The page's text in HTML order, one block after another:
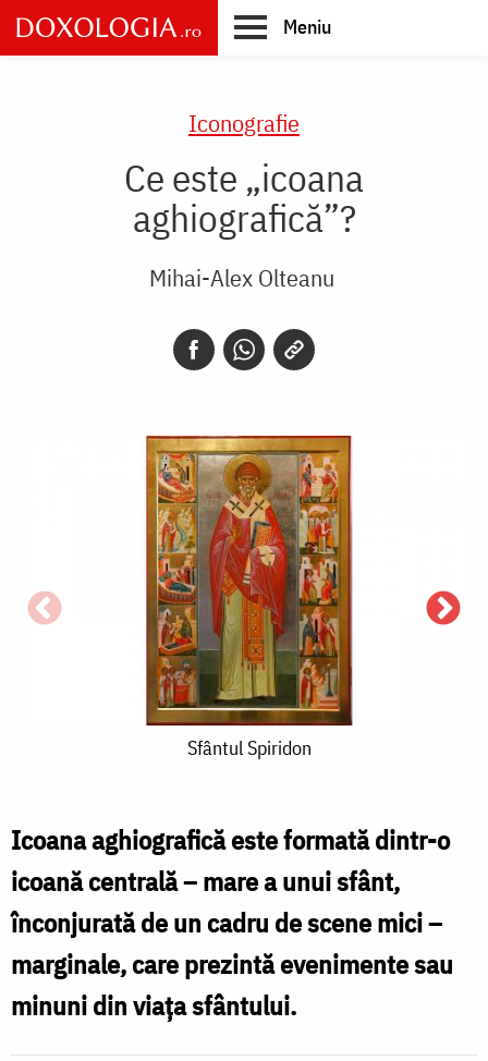
Skip
to
main
Meniu
Iconografie
Ce este „icoana
aghiografică”?
Mihai-Alex Olteanu
Sfântul Spiridon
Icoana aghiografică este formată dintr-o
icoană centrală – mare a unui sfânt,
înconjurată de un cadru de scene mici –
marginale, care prezintă evenimente sau
minuni din viața sfântului.